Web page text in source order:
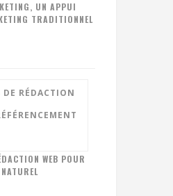
UN APPUI
TRADITIONNEL
WEB POUR